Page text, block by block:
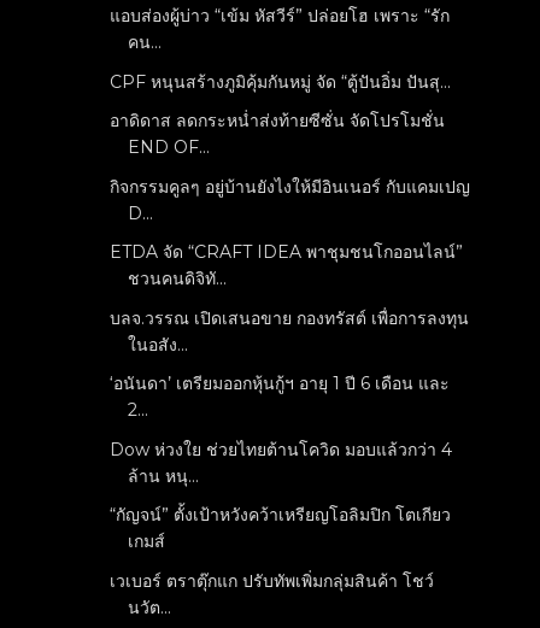
แอบส่องผู้บ่าว “เข้ม หัสวีร์” ปล่อยโฮ เพราะ “รัก
คน...
CPF หนุนสร้างภูมิคุ้มกันหมู่ จัด “ตู้ปันอิ่ม ปันสุ...
อาดิดาส ลดกระหน่ำส่งท้ายซีซั่น จัดโปรโมชั่น
END OF...
กิจกรรมคูลๆ อยู่บ้านยังไงให้มีอินเนอร์ กับแคมเปญ
D...
ETDA จัด “CRAFT IDEA พาชุมชนโกออนไลน์”
ชวนคนดิจิทั...
บลจ.วรรณ เปิดเสนอขาย กองทรัสต์ เพื่อการลงทุน
ในอสัง...
‘อนันดา’ เตรียมออกหุ้นกู้ฯ อายุ 1 ปี 6 เดือน และ
2...
Dow ห่วงใย ช่วยไทยต้านโควิด มอบแล้วกว่า 4
ล้าน หนุ...
“กัญจน์” ตั้งเป้าหวังคว้าเหรียญโอลิมปิก โตเกียว
เกมส์
เวเบอร์ ตราตุ๊กแก ปรับทัพเพิ่มกลุ่มสินค้า โชว์
นวัต...